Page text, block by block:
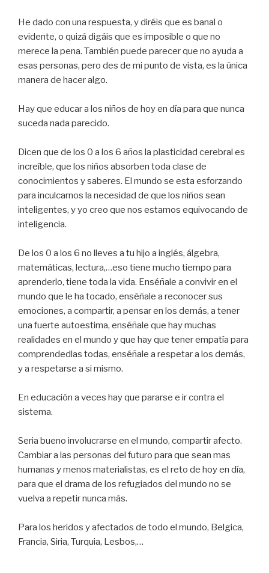
He dado con una respuesta, y diréis que es banal o
evidente, o quizá digáis que es imposible o que no
merece la pena. También puede parecer que no ayuda a
esas personas, pero des de mi punto de vista, es la única
manera de hacer algo.
Hay que educar a los niños de hoy en día para que nunca
suceda nada parecido.
Dicen que de los 0 a los 6 años la plasticidad cerebral es
increíble, que los niños absorben toda clase de
conocimientos y saberes. El mundo se esta esforzando
para inculcarnos la necesidad de que los niños sean
inteligentes, y yo creo que nos estamos equivocando de
inteligencia.
De los 0 a los 6 no lleves a tu hijo a inglés, álgebra,
matemáticas, lectura,…eso tiene mucho tiempo para
aprenderlo, tiene toda la vida. Enséñale a convivir en el
mundo que le ha tocado, enséñale a reconocer sus
emociones, a compartir, a pensar en los demás, a tener
una fuerte autoestima, enséñale que hay muchas
realidades en el mundo y que hay que tener empatía para
comprendedlas todas, enséñale a respetar a los demás,
y a respetarse a si mismo.
En educación a veces hay que pararse e ir contra el
sistema.
Seria bueno involucrarse en el mundo, compartir afecto.
Cambiar a las personas del futuro para que sean mas
humanas y menos materialistas, es el reto de hoy en día,
para que el drama de los refugiados del mundo no se
vuelva a repetir nunca más.
Para los heridos y afectados de todo el mundo, Belgica,
Francia, Siria, Turquia, Lesbos,…